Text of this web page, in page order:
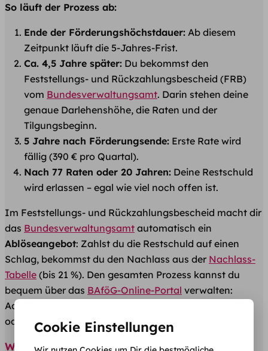
So läuft der Prozess ab:
Ende der Förderungshöchstdauer: Ab diesem
Zeitpunkt läuft die 5-Jahres-Frist.
Ca. 4,5 Jahre später: Du bekommst den
Feststellungs- und Rückzahlungsbescheid (FRB)
vom Bundesverwaltungsamt. Darin stehen deine
genaue Darlehenshöhe, die Raten und der
Tilgungsbeginn.
5 Jahre nach Förderungsende: Erste Rate wird
fällig (390 € pro Quartal).
Nach 77 Raten oder 20 Jahren: Deine Restschuld
wird erlassen – egal wie viel noch offen ist.
Im Feststellungs- und Rückzahlungsbescheid macht dir
das Bundesverwaltungsamt automatisch ein
Ablöseangebot: Zahlst du die Restschuld auf einen
Schlag, bekommst du den Nachlass aus der Nachlass-
Tabelle (bis 21 %). Den gesamten Prozess kannst du
bequem über das BAföG-Online-Portal verwalten:
Adressänderungen melden, Freistellung beantragen
oder vorzeitige Rückzahlung initiieren.
Wie viel muss zurückgezahlt werden?
Cookie Einstellungen